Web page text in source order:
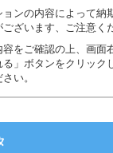
ョンの内容によって納
ざいます、ご注意く
容をご確認の上、画面
る」ボタンをクリック
い。